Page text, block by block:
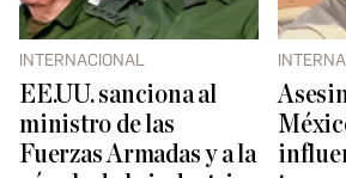
INTERNACIONAL
EE.UU. sanciona al
ministro de las
Fuerzas Armadas y a la